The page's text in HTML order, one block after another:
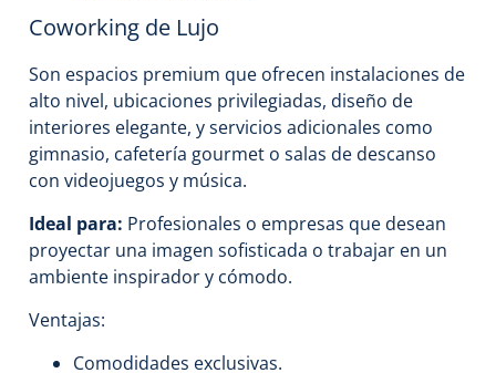
Coworking de Lujo
Son espacios premium que ofrecen instalaciones de
alto nivel, ubicaciones privilegiadas, diseño de
interiores elegante, y servicios adicionales como
gimnasio, cafetería gourmet o salas de descanso
con videojuegos y música.
Ideal para: Profesionales o empresas que desean
proyectar una imagen sofisticada o trabajar en un
ambiente inspirador y cómodo.
Ventajas:
Comodidades exclusivas.